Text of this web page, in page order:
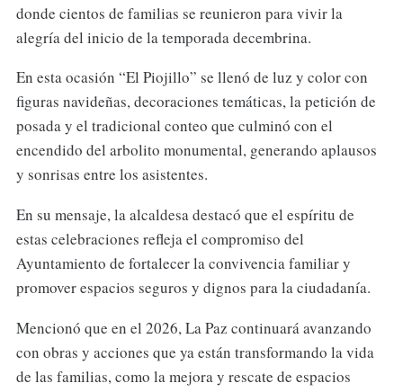
donde cientos de familias se reunieron para vivir la
alegría del inicio de la temporada decembrina.
En esta ocasión “El Piojillo” se llenó de luz y color con
figuras navideñas, decoraciones temáticas, la petición de
posada y el tradicional conteo que culminó con el
encendido del arbolito monumental, generando aplausos
y sonrisas entre los asistentes.
En su mensaje, la alcaldesa destacó que el espíritu de
estas celebraciones refleja el compromiso del
Ayuntamiento de fortalecer la convivencia familiar y
promover espacios seguros y dignos para la ciudadanía.
Mencionó que en el 2026, La Paz continuará avanzando
con obras y acciones que ya están transformando la vida
de las familias, como la mejora y rescate de espacios